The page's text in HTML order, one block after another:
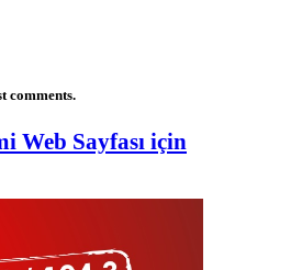
comments.
Web Sayfası için